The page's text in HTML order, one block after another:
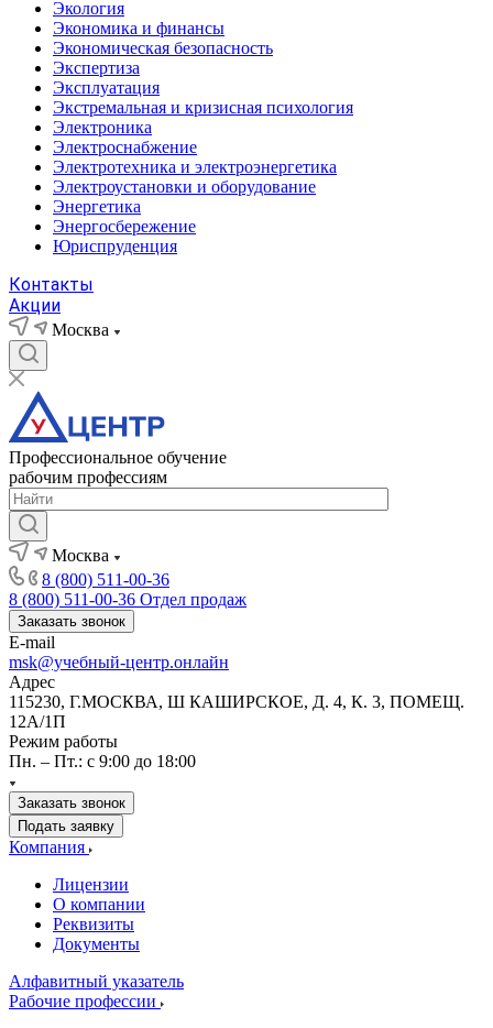
Экология
Экономика и финансы
Экономическая безопасность
Экспертиза
Эксплуатация
Экстремальная и кризисная психология
Электроника
Электроснабжение
Электротехника и электроэнергетика
Электроустановки и оборудование
Энергетика
Энергосбережение
Юриспруденция
Контакты
Акции
Москва
Профессиональное обучение
рабочим профессиям
Москва
8 (800) 511-00-36
8 (800) 511-00-36 Отдел продаж
Заказать звонок
E-mail
msk@учебный-центр.онлайн
Адрес
115230, Г.МОСКВА, Ш КАШИРСКОЕ, Д. 4, К. 3, ПОМЕЩ.
12А/1П
Режим работы
Пн. – Пт.: с 9:00 до 18:00
Заказать звонок
Подать заявку
Компания
Лицензии
О компании
Реквизиты
Документы
Алфавитный указатель
Рабочие профессии